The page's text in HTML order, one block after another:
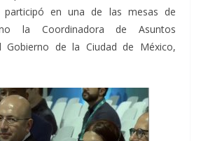
participó en una de las mesas de
la Coordinadora de Asuntos
Gobierno de la Ciudad de México,